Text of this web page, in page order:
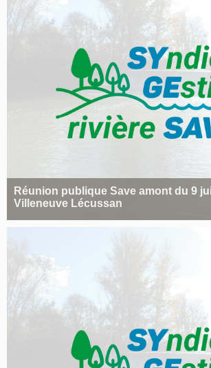
Réunion publique Save amont du 9
Villeneuve Lécussan